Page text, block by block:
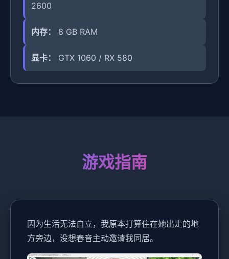
2600
内存： 8 GB RAM
显卡： GTX 1060 / RX 580
游戏指南
因为生活无法自立，我原本打算住在她出走的地
方旁边，没想春音主动邀请我同居。